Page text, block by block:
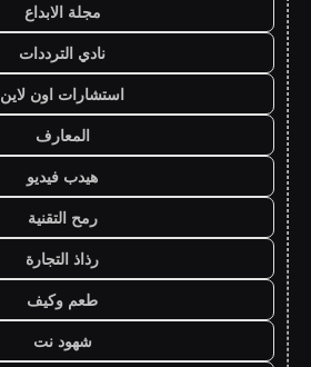
مجلة الابداع
نادي الترددات
استشارات اون لاين
المعارف
هيدب فيديو
رمح التقنية
رذاذ التجارة
طعم وكيف
شهود نت